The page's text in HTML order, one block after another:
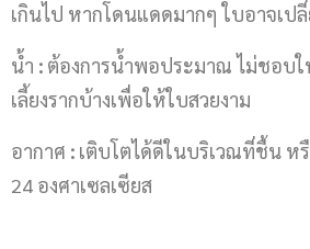
เกินไป หากโดนแดดมากๆ ใบอาจเป
น้ำ : ต้องการน้ำพอประมาณ ไม่ชอบ
เลี้ยงรากบ้างเพื่อให้ใบสวยงาม
อากาศ : เติบโตได้ดีในบริเวณที่ชื้น
24 องศาเซลเซียส